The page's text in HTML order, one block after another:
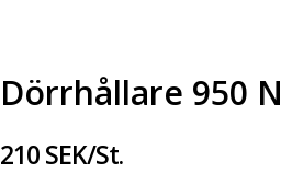
Dörrhållare 950 N
210 SEK/St.